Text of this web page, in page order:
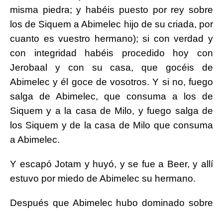
misma piedra; y habéis puesto por rey sobre
los de Siquem a Abimelec hijo de su criada, por
cuanto es vuestro hermano); si con verdad y
con integridad habéis procedido hoy con
Jerobaal y con su casa, que gocéis de
Abimelec y él goce de vosotros. Y si no, fuego
salga de Abimelec, que consuma a los de
Siquem y a la casa de Milo, y fuego salga de
los Siquem y de la casa de Milo que consuma
a Abimelec.
Y escapó Jotam y huyó, y se fue a Beer, y allí
estuvo por miedo de Abimelec su hermano.
Después que Abimelec hubo dominado sobre